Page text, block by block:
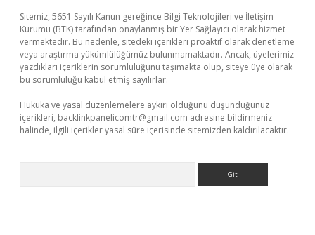
Sitemiz, 5651 Sayılı Kanun gereğince Bilgi Teknolojileri ve İletişim
Kurumu (BTK) tarafından onaylanmış bir Yer Sağlayıcı olarak hizmet
vermektedir. Bu nedenle, sitedeki içerikleri proaktif olarak denetleme
veya araştırma yükümlülüğümüz bulunmamaktadır. Ancak, üyelerimiz
yazdıkları içeriklerin sorumluluğunu taşımakta olup, siteye üye olarak
bu sorumluluğu kabul etmiş sayılırlar.
Hukuka ve yasal düzenlemelere aykırı olduğunu düşündüğünüz
içerikleri, backlinkpanelicomtr@gmail.com adresine bildirmeniz
halinde, ilgili içerikler yasal süre içerisinde sitemizden kaldırılacaktır.